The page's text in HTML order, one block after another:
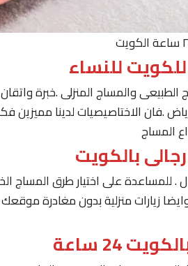
للنساء
الطبيعى والمساج المنزلى .خبرة
.فان الاختاصيصيات لدينا مميزين
المساج
بالكويت
. للمساعدة على اختيار طرق
زيارات منزلية بدون مغادرة موقعك
24 ساعة